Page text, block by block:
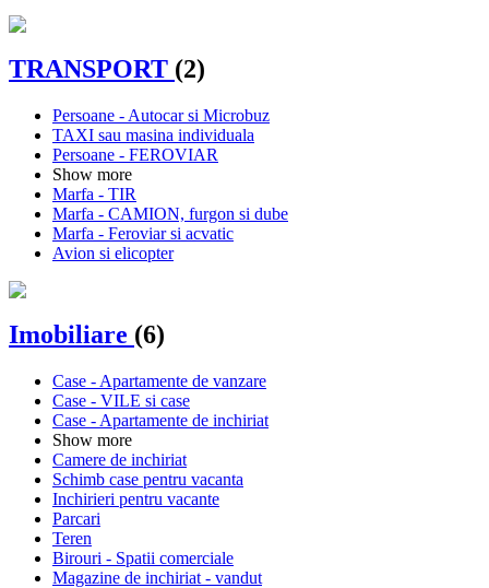
TRANSPORT (2)
Persoane - Autocar si Microbuz
TAXI sau masina individuala
Persoane - FEROVIAR
Show more
Marfa - TIR
Marfa - CAMION, furgon si dube
Marfa - Feroviar si acvatic
Avion si elicopter
Imobiliare (6)
Case - Apartamente de vanzare
Case - VILE si case
Case - Apartamente de inchiriat
Show more
Camere de inchiriat
Schimb case pentru vacanta
Inchirieri pentru vacante
Parcari
Teren
Birouri - Spatii comerciale
Magazine de inchiriat - vandut